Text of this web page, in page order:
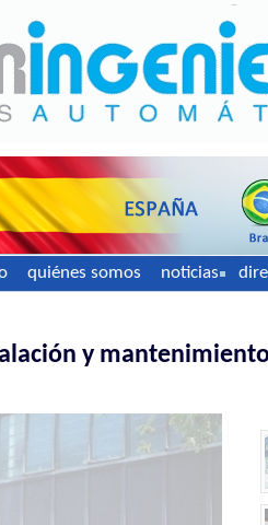
quiénes somos noticias
y